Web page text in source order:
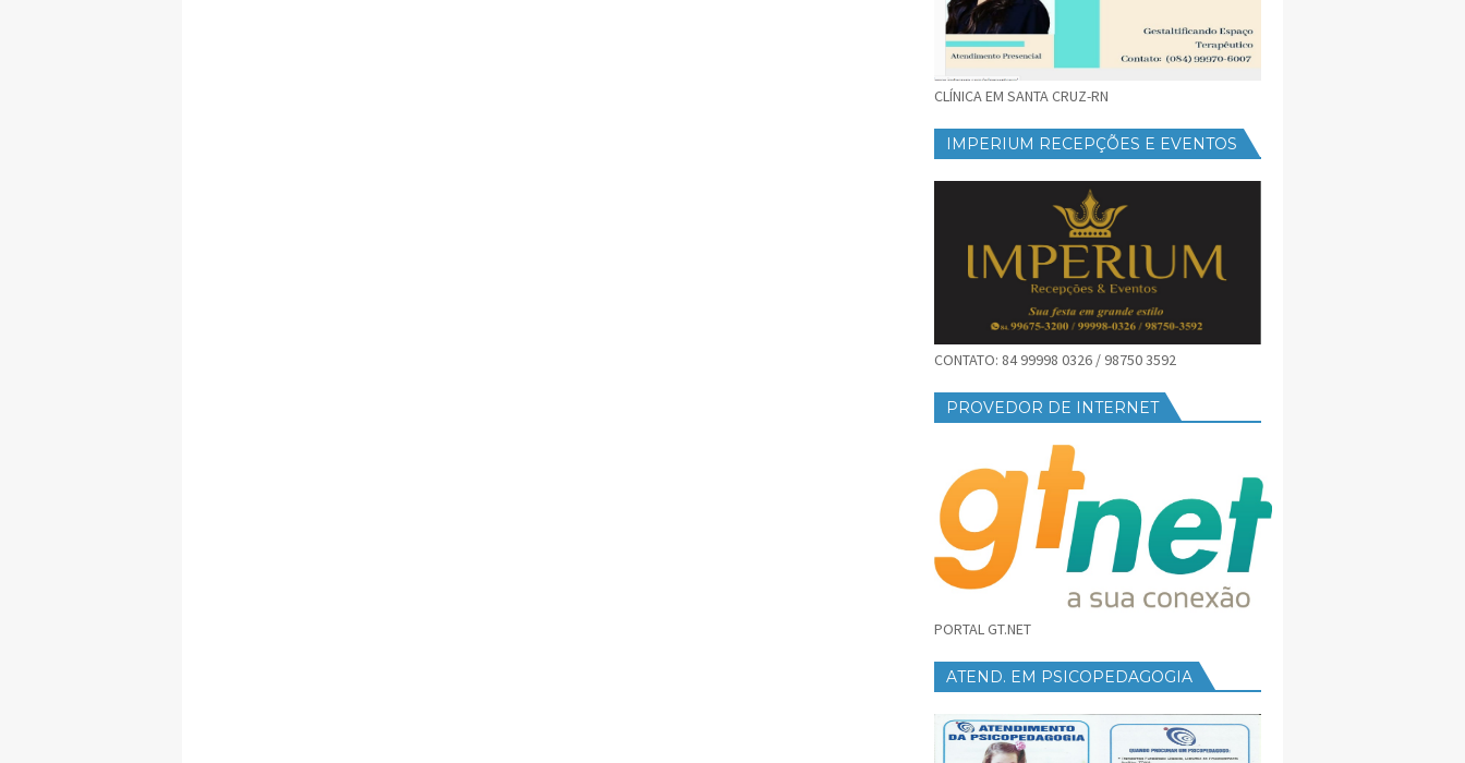
CLÍNICA EM SANTA CRUZ-RN
IMPERIUM RECEPÇÕES E EVENTOS
CONTATO: 84 99998 0326 / 98750 3592
PROVEDOR DE INTERNET
PORTAL GT.NET
ATEND. EM PSICOPEDAGOGIA